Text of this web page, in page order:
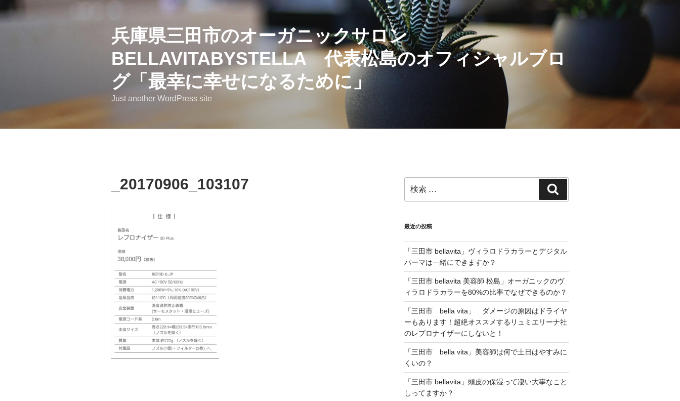
ン
プ
兵庫県三田市のオーガニックサロン
BELLAVITABYSTELLA 代表松島のオフィシャルブロ
グ「最幸に幸せになるために」
Just another WordPress site
_20170906_103107
索:
索
最近の投稿
「三田市 bellavita」ヴィラロドラカラーとデジタル
パーマは一緒にできますか？
「三田市 bellavita 美容師 松島」オーガニックのヴ
ィラロドラカラーを80%の比率でなぜできるのか？
「三田市 bella vita」 ダメージの原因はドライヤ
ーもあります！超絶オススメするリュミエリーナ社
のレプロナイザーにしないと！
「三田市 bella vita」美容師は何で土日はやすみに
くいの？
「三田市 bellavita」頭皮の保湿って凄い大事なこと
しってますか？